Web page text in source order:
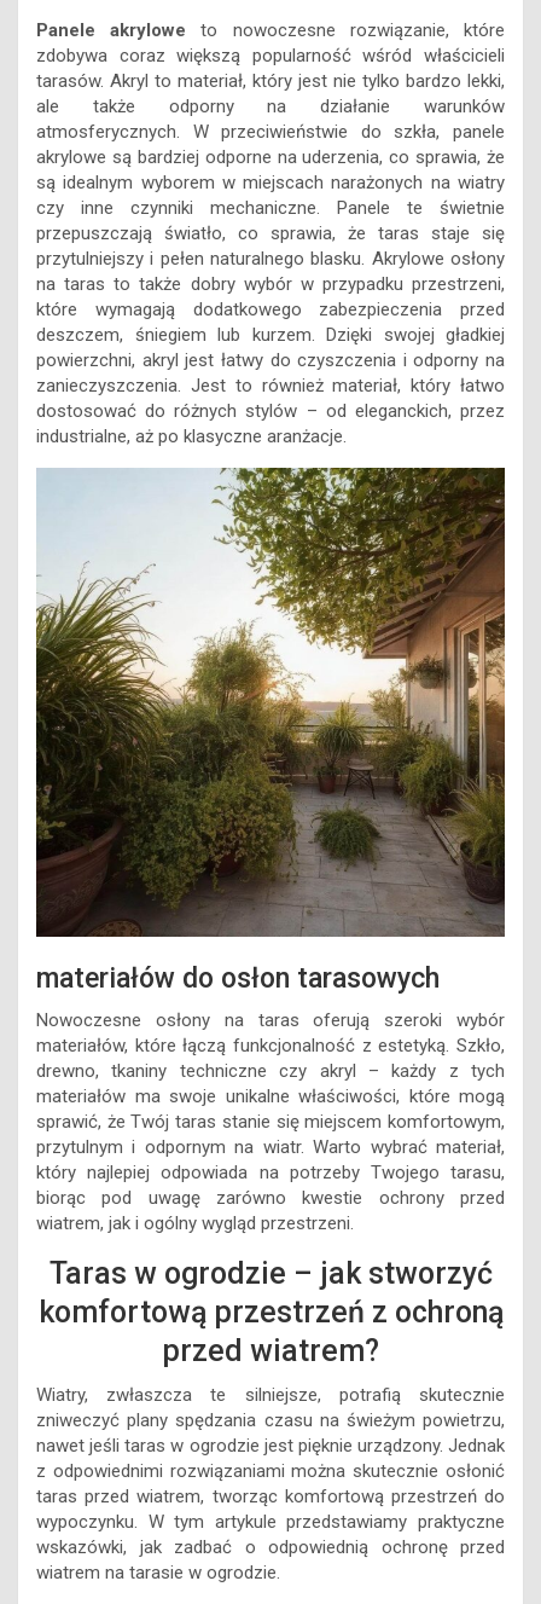
Panele akrylowe to nowoczesne rozwiązanie, które
zdobywa coraz większą popularność wśród właścicieli
tarasów. Akryl to materiał, który jest nie tylko bardzo lekki,
ale także odporny na działanie warunków
atmosferycznych. W przeciwieństwie do szkła, panele
akrylowe są bardziej odporne na uderzenia, co sprawia, że
są idealnym wyborem w miejscach narażonych na wiatry
czy inne czynniki mechaniczne. Panele te świetnie
przepuszczają światło, co sprawia, że taras staje się
przytulniejszy i pełen naturalnego blasku. Akrylowe osłony
na taras to także dobry wybór w przypadku przestrzeni,
które wymagają dodatkowego zabezpieczenia przed
deszczem, śniegiem lub kurzem. Dzięki swojej gładkiej
powierzchni, akryl jest łatwy do czyszczenia i odporny na
zanieczyszczenia. Jest to również materiał, który łatwo
dostosować do różnych stylów – od eleganckich, przez
industrialne, aż po klasyczne aranżacje.
materiałów do osłon tarasowych
Nowoczesne osłony na taras oferują szeroki wybór
materiałów, które łączą funkcjonalność z estetyką. Szkło,
drewno, tkaniny techniczne czy akryl – każdy z tych
materiałów ma swoje unikalne właściwości, które mogą
sprawić, że Twój taras stanie się miejscem komfortowym,
przytulnym i odpornym na wiatr. Warto wybrać materiał,
który najlepiej odpowiada na potrzeby Twojego tarasu,
biorąc pod uwagę zarówno kwestie ochrony przed
wiatrem, jak i ogólny wygląd przestrzeni.
Taras w ogrodzie – jak stworzyć
komfortową przestrzeń z ochroną
przed wiatrem?
Wiatry, zwłaszcza te silniejsze, potrafią skutecznie
zniweczyć plany spędzania czasu na świeżym powietrzu,
nawet jeśli taras w ogrodzie jest pięknie urządzony. Jednak
z odpowiednimi rozwiązaniami można skutecznie osłonić
taras przed wiatrem, tworząc komfortową przestrzeń do
wypoczynku. W tym artykule przedstawiamy praktyczne
wskazówki, jak zadbać o odpowiednią ochronę przed
wiatrem na tarasie w ogrodzie.